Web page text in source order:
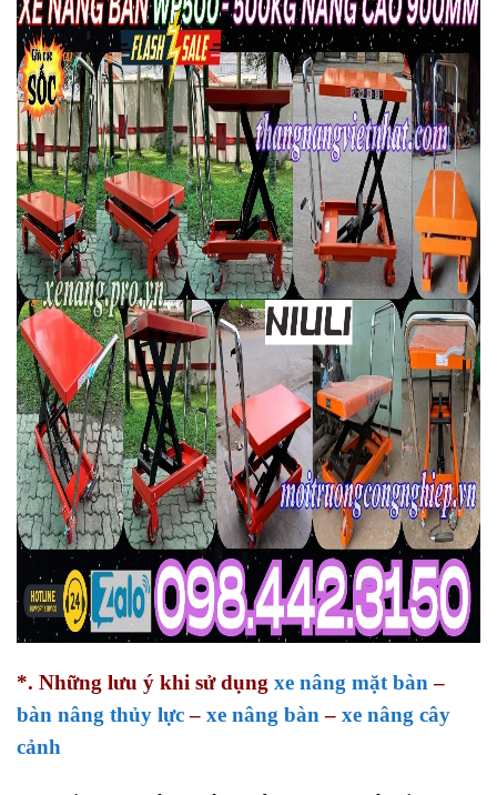
*. Những lưu ý khi sử dụng xe nâng mặt bàn –
bàn nâng thủy lực– xe nâng bàn – xe nâng cây
cảnh